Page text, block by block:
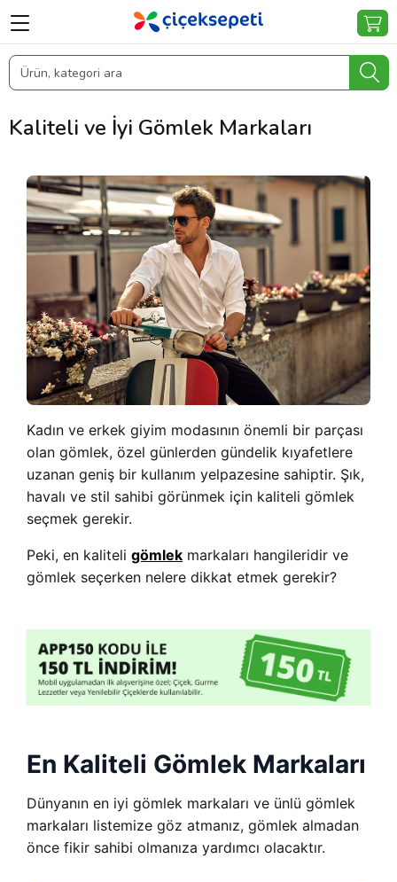
Kaliteli ve İyi Gömlek Markaları
Kadın ve erkek giyim modasının önemli bir parçası
olan gömlek, özel günlerden gündelik kıyafetlere
uzanan geniş bir kullanım yelpazesine sahiptir. Şık,
havalı ve stil sahibi görünmek için kaliteli gömlek
seçmek gerekir.
Peki, en kaliteli gömlek markaları hangileridir ve
gömlek seçerken nelere dikkat etmek gerekir?
En Kaliteli Gömlek Markaları
Dünyanın en iyi gömlek markaları ve ünlü gömlek
markaları listemize göz atmanız, gömlek almadan
önce fikir sahibi olmanıza yardımcı olacaktır.